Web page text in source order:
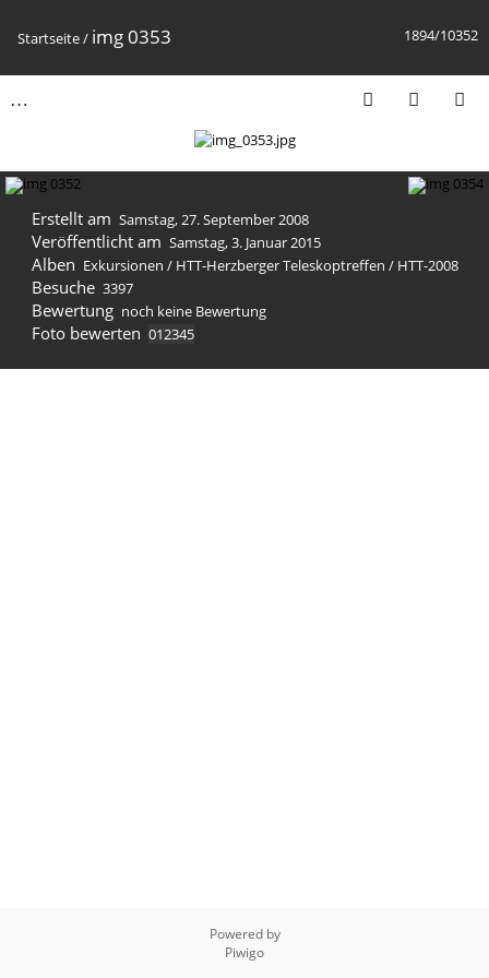
1894/10352
Startseite/ img 0353
Erstellt am Samstag, 27. September 2008
Veröffentlicht am Samstag, 3. Januar 2015
Alben Exkursionen / HTT-Herzberger Teleskoptreffen / HTT-2008
Besuche 3397
Bewertung noch keine Bewertung
Foto bewerten
Powered by
Piwigo